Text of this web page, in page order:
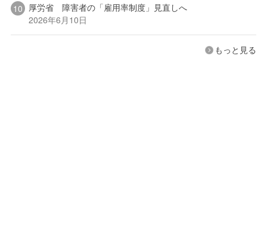
厚労省 障害者の「雇用率制度」見直しへ
2026年6月10日
もっと見る